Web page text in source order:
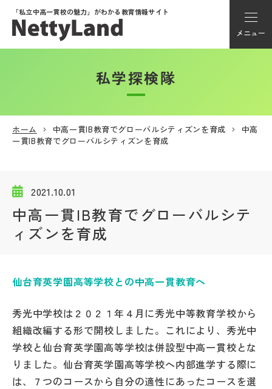
「私立中高一貫校の魅力」がわかる教育情報サイト
メニュー
アカウント登録
メニュー
学校動画
説明会・イベント情報
よみもの
私学探検隊
ホーム 中高一貫IB教育でグローバルシティズンを育成
中高
一貫IB教育でグローバルシティズンを育成
2021.10.01
中高一貫IB教育でグローバルシテ
ィズンを育成
仙台育英学園高等学校との中高一貫教育へ
秀光中学校は２０２１年４月に秀光中等教育学校から
組織改編する形で開校しました。これにより、秀光中
学校と仙台育英学園高等学校は併設型中高一貫校とな
りました。仙台育英学園高等学校へ内部進学する際に
は、７つのコースから自分の適性にあったコースを選